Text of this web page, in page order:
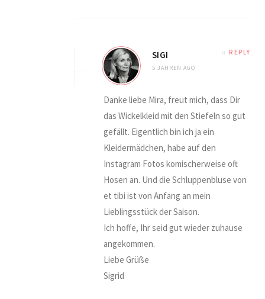
SIGI
5 JAHREN AGO
REPLY
Danke liebe Mira, freut mich, dass Dir
das Wickelkleid mit den Stiefeln so gut
gefällt. Eigentlich bin ich ja ein
Kleidermädchen, habe auf den
Instagram Fotos komischerweise oft
Hosen an. Und die Schluppenbluse von
et tibi ist von Anfang an mein
Lieblingsstück der Saison.
Ich hoffe, Ihr seid gut wieder zuhause
angekommen.
Liebe Grüße
Sigrid